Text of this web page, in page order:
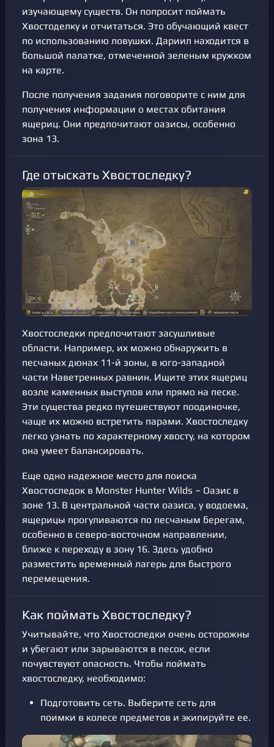
изучающему существ. Он попросит поймать
Хвостоделку и отчитаться. Это обучающий квест
по использованию ловушки. Дариил находится в
большой палатке, отмеченной зеленым кружком
на карте.
После получения задания поговорите с ним для
получения информации о местах обитания
ящериц. Они предпочитают оазисы, особенно
зона 13.
Где отыскать Хвостоследку?
Хвостоследки предпочитают засушливые
области. Например, их можно обнаружить в
песчаных дюнах 11-й зоны, в юго-западной
части Наветренных равнин. Ищите этих ящериц
возле каменных выступов или прямо на песке.
Эти существа редко путешествуют поодиночке,
чаще их можно встретить парами. Хвостоследку
легко узнать по характерному хвосту, на котором
она умеет балансировать.
Еще одно надежное место для поиска
Хвостоследок в Monster Hunter Wilds – Оазис в
зоне 13. В центральной части оазиса, у водоема,
ящерицы прогуливаются по песчаным берегам,
особенно в северо-восточном направлении,
ближе к переходу в зону 16. Здесь удобно
разместить временный лагерь для быстрого
перемещения.
Как поймать Хвостоследку?
Учитывайте, что Хвостоследки очень осторожны
и убегают или зарываются в песок, если
почувствуют опасность. Чтобы поймать
хвостоследку, необходимо:
Подготовить сеть. Выберите сеть для
поимки в колесе предметов и экипируйте ее.